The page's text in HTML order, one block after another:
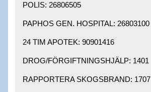
POLIS: 26806505 ​
PAPHOS GEN. HOSPITAL: 26803100 ​
24 TIM APOTEK: 90901416 ​
DROG/FÖRGIFTNINGSHJÄLP: 1401 ​
RAPPORTERA SKOGSBRAND: 1707 ​